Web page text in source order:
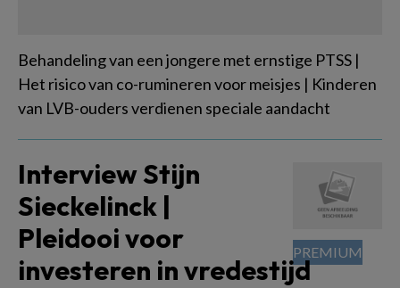
Behandeling van een jongere met ernstige PTSS |
Het risico van co-rumineren voor meisjes | Kinderen
van LVB-ouders verdienen speciale aandacht
Interview Stijn
Sieckelinck |
Pleidooi voor
investeren in vredestijd